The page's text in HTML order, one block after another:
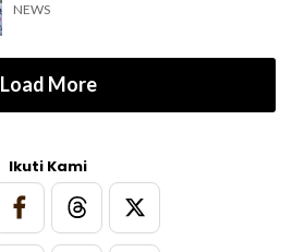
NEWS
Load More
Ikuti Kami